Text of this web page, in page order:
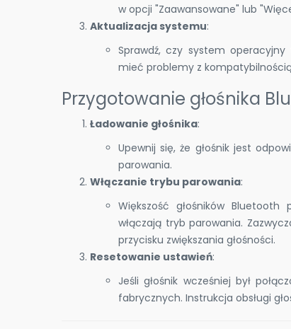
w opcji "Zaawansowane" lub
Aktualizacja systemu:
Sprawdź, czy system
mieć problemy z
Przygotowanie głośnika
Ładowanie głośnika:
Upewnij się, że głośnik jest
parowania.
Włączanie trybu parowania:
Większość głośników
włączają tryb parowania.
przycisku zwiększania głośności.
Resetowanie ustawień:
Jeśli głośnik wcześniej był
fabrycznych. Instrukcja obsługi